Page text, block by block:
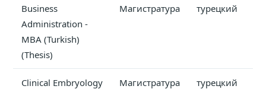
Business
Administration -
MBA (Turkish)
(Thesis)
Магистратура турецкий
Clinical Embryology
Магистратура турецкий